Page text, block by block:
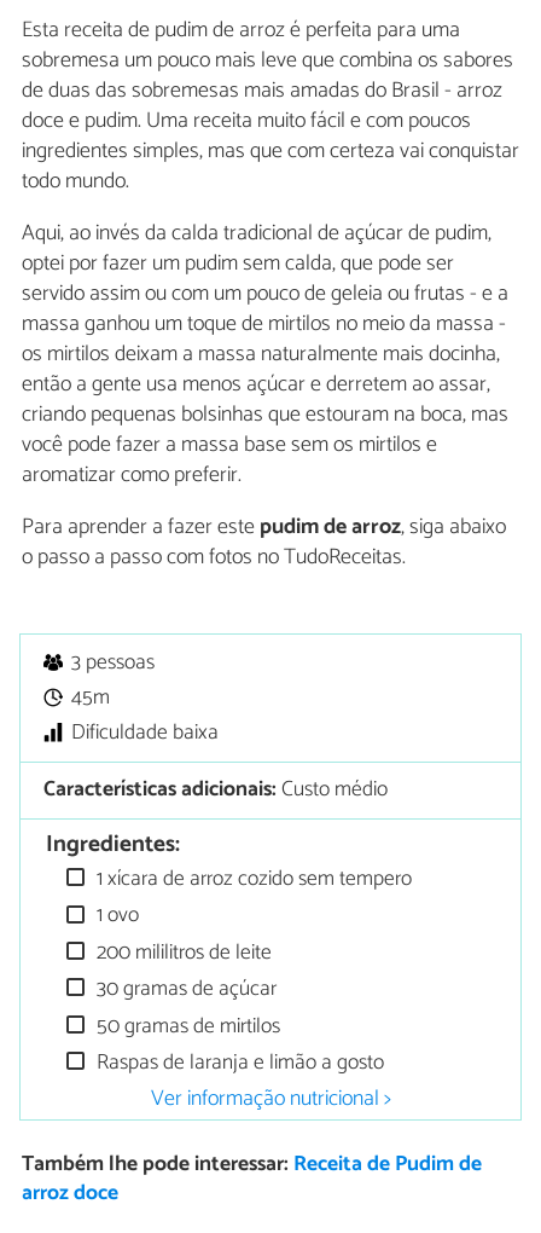
Esta receita de pudim de arroz é perfeita para uma
sobremesa um pouco mais leve que combina os sabores
de duas das sobremesas mais amadas do Brasil - arroz
doce e pudim. Uma receita muito fácil e com poucos
ingredientes simples, mas que com certeza vai conquistar
todo mundo.
Aqui, ao invés da calda tradicional de açúcar de pudim,
optei por fazer um pudim sem calda, que pode ser
servido assim ou com um pouco de geleia ou frutas - e a
massa ganhou um toque de mirtilos no meio da massa -
os mirtilos deixam a massa naturalmente mais docinha,
então a gente usa menos açúcar e derretem ao assar,
criando pequenas bolsinhas que estouram na boca, mas
você pode fazer a massa base sem os mirtilos e
aromatizar como preferir.
Para aprender a fazer estepudim de arroz, siga abaixo
o passo a passo com fotos no TudoReceitas.
3 pessoas
45m
Dificuldade baixa
Características adicionais:Custo médio
Ingredientes:
1 xícara de arroz cozido sem tempero
1 ovo
200 mililitros de leite
30 gramas de açúcar
50 gramas de mirtilos
Raspas de laranja e limão a gosto
Ver informação nutricional >
Também lhe pode interessar: Receita de Pudim de
arroz doce